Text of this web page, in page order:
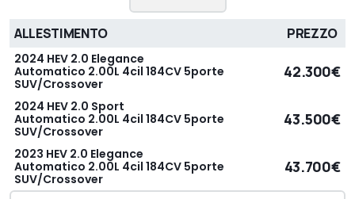
ALLESTIMENTO PREZZO
2024 HEV 2.0 Elegance
Automatico 2.00L 4cil 184CV 5porte
SUV/Crossover
42.300€
2024 HEV 2.0 Sport
Automatico 2.00L 4cil 184CV 5porte
SUV/Crossover
43.500€
2023 HEV 2.0 Elegance
Automatico 2.00L 4cil 184CV 5porte
SUV/Crossover
43.700€